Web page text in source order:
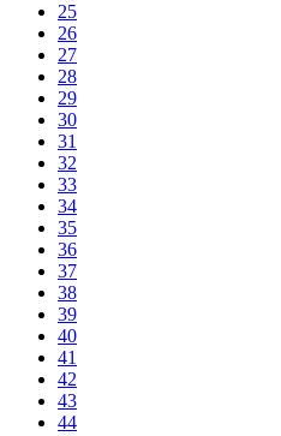
25
26
27
28
29
30
31
32
33
34
35
36
37
38
39
40
41
42
43
44